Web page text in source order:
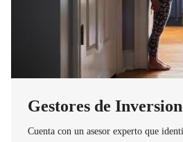
Gestores de
Cuenta con un asesor experto que